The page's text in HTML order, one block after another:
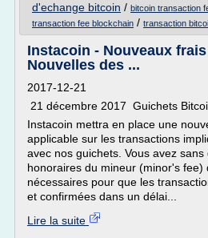
d'echange bitcoin / bitcoin transaction
transaction fee blockchain / transaction
Instacoin - Nouveaux
Nouvelles des ...
2017-12-21
21 décembre 2017 Guichets
Instacoin mettra en place une
applicable sur les transactions
avec nos guichets. Vous avez
honoraires du mineur (minor's fee)
nécessaires pour que les
et confirmées dans un délai...
Lire la suite